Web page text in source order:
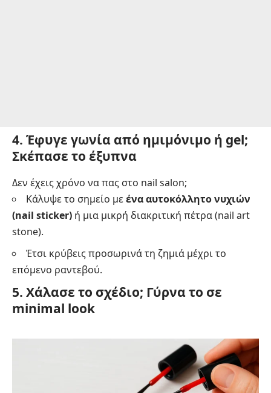
4. Έφυγε γωνία από ημιμόνιμο ή gel;
Σκέπασε το έξυπνα
Δεν έχεις χρόνο να πας στο nail salon;
Κάλυψε το σημείο μεένα αυτοκόλλητο νυχιών
(nail sticker) ή μια μικρή διακριτική πέτρα (nail art
stone).
Έτσι κρύβεις προσωρινά τη ζημιά μέχρι το
επόμενο ραντεβού.
5. Χάλασε το σχέδιο; Γύρνα το σε
minimal look